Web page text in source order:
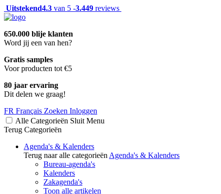
Uitstekend4.3 van 5 -3.449 reviews
650.000 blije klanten
Word jij een van hen?
Gratis samples
Voor producten tot €5
80 jaar ervaring
Dit delen we graag!
FR Français Zoeken Inloggen
Alle Categorieën Sluit Menu
Terug Categorieën
Agenda's & Kalenders
Terug naar alle categorieën Agenda's & Kalenders
Bureau-agenda's
Kalenders
Zakagenda's
Toon alle artikelen